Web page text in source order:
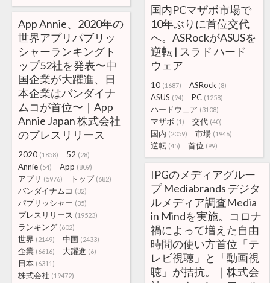
国内PCマザボ市場で
10年ぶりに首位交代
へ。ASRockがASUSを
逆転 | スラド ハード
ウェア
10 (1687) ASRock (8)
ASUS (94) PC (1258)
ハードウェア (3108)
マザボ (1) 交代 (40)
国内 (2059) 市場 (1946)
逆転 (45) 首位 (99)
App Annie、2020年の
世界アプリパブリッ
シャーランキングト
ップ52社を発表〜中
国企業が大躍進、日
本企業はバンダイナ
ムコが首位〜｜App
Annie Japan 株式会社
のプレスリリース
2020 (1858) 52 (28)
Annie (54) App (809)
アプリ (5976) トップ (682)
バンダイナムコ (32)
パブリッシャー (35)
プレスリリース (19523)
ランキング (602)
世界 (2149) 中国 (2433)
企業 (6616) 大躍進 (6)
日本 (6311)
株式会社 (19472)
IPGのメディアグルー
プ Mediabrands デジタ
ルメディア調査Media
in Mindを実施。コロナ
禍によって増えた自由
時間の使い方首位「テ
レビ視聴」と「動画視
聴」が拮抗。｜株式会